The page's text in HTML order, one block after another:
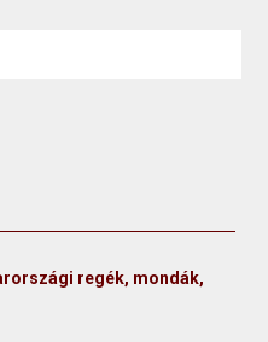
regék, mondák,